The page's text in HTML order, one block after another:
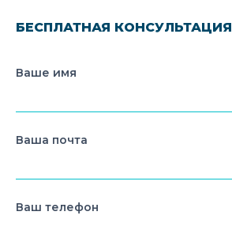
БЕСПЛАТНАЯ КОНСУЛЬТАЦИЯ
Ваше имя
Ваша почта
Ваш телефон